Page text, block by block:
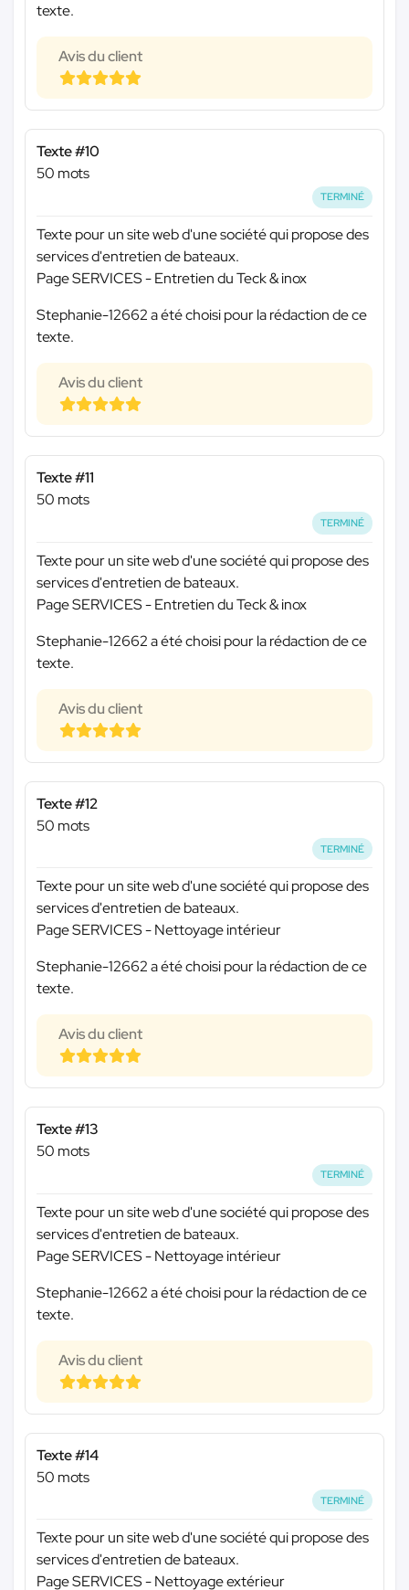
texte.
Avis du client
Texte #10
50 mots
TERMINÉ
Texte pour un site web d'une société qui propose des
services d'entretien de bateaux.
Page SERVICES - Entretien du Teck & inox
Stephanie-12662 a été choisi pour la rédaction de ce
texte.
Avis du client
Texte #11
50 mots
TERMINÉ
Texte pour un site web d'une société qui propose des
services d'entretien de bateaux.
Page SERVICES - Entretien du Teck & inox
Stephanie-12662 a été choisi pour la rédaction de ce
texte.
Avis du client
Texte #12
50 mots
TERMINÉ
Texte pour un site web d'une société qui propose des
services d'entretien de bateaux.
Page SERVICES - Nettoyage intérieur
Stephanie-12662 a été choisi pour la rédaction de ce
texte.
Avis du client
Texte #13
50 mots
TERMINÉ
Texte pour un site web d'une société qui propose des
services d'entretien de bateaux.
Page SERVICES - Nettoyage intérieur
Stephanie-12662 a été choisi pour la rédaction de ce
texte.
Avis du client
Texte #14
50 mots
TERMINÉ
Texte pour un site web d'une société qui propose des
services d'entretien de bateaux.
Page SERVICES - Nettoyage extérieur